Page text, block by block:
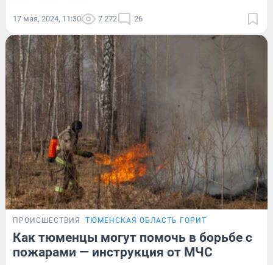
17 мая, 2024, 11:30 7 272 26
ПРОИСШЕСТВИЯ ТЮМЕНСКАЯ ОБЛАСТЬ ГОРИТ
Как тюменцы могут помочь в борьбе с
пожарами — инструкция от МЧС